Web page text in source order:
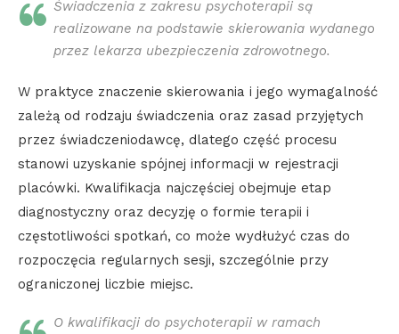
Świadczenia z zakresu psychoterapii są
realizowane na podstawie skierowania wydanego
przez lekarza ubezpieczenia zdrowotnego.
W praktyce znaczenie skierowania i jego wymagalność
zależą od rodzaju świadczenia oraz zasad przyjętych
przez świadczeniodawcę, dlatego część procesu
stanowi uzyskanie spójnej informacji w rejestracji
placówki. Kwalifikacja najczęściej obejmuje etap
diagnostyczny oraz decyzję o formie terapii i
częstotliwości spotkań, co może wydłużyć czas do
rozpoczęcia regularnych sesji, szczególnie przy
ograniczonej liczbie miejsc.
O kwalifikacji do psychoterapii w ramach